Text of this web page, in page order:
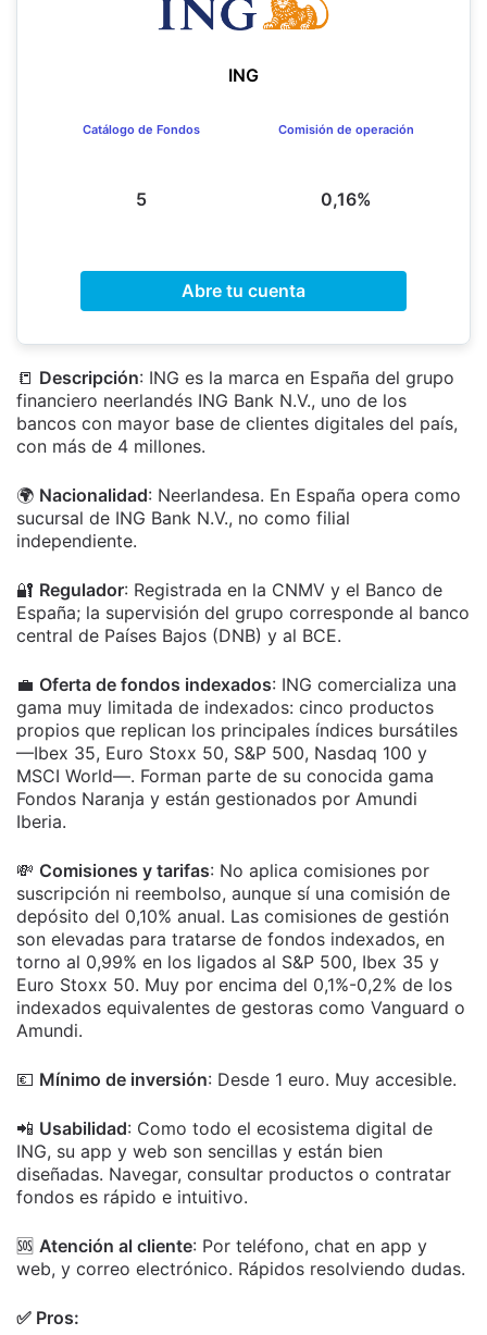
ING
Catálogo de Fondos
5
Comisión de operación
0,16%
Abre tu cuenta
📒 Descripción: ING es la marca en España del grupo
financiero neerlandés ING Bank N.V., uno de los
bancos con mayor base de clientes digitales del país,
con más de 4 millones.
🌍 Nacionalidad: Neerlandesa. En España opera como
sucursal de ING Bank N.V., no como filial
independiente.
🔐 Regulador: Registrada en la CNMV y el Banco de
España; la supervisión del grupo corresponde al banco
central de Países Bajos (DNB) y al BCE.
💼 Oferta de fondos indexados: ING comercializa una
gama muy limitada de indexados: cinco productos
propios que replican los principales índices bursátiles
—Ibex 35, Euro Stoxx 50, S&P 500, Nasdaq 100 y
MSCI World—. Forman parte de su conocida gama
Fondos Naranja y están gestionados por Amundi
Iberia.
💸 Comisiones y tarifas: No aplica comisiones por
suscripción ni reembolso, aunque sí una comisión de
depósito del 0,10% anual. Las comisiones de gestión
son elevadas para tratarse de fondos indexados, en
torno al 0,99% en los ligados al S&P 500, Ibex 35 y
Euro Stoxx 50. Muy por encima del 0,1%-0,2% de los
indexados equivalentes de gestoras como Vanguard o
Amundi.
💶 Mínimo de inversión: Desde 1 euro. Muy accesible.
📲 Usabilidad: Como todo el ecosistema digital de
ING, su app y web son sencillas y están bien
diseñadas. Navegar, consultar productos o contratar
fondos es rápido e intuitivo.
🆘 Atención al cliente: Por teléfono, chat en app y
web, y correo electrónico. Rápidos resolviendo dudas.
✅ Pros: